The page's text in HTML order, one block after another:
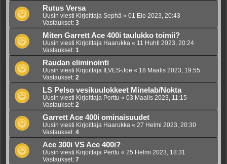
Rutus Versa
Uusin viesti Kirjoittaja Sephä « 01 Elo 2023, 20:43
Vastaukset: 3
Miten Garrett Ace 400i taulukko toimii?
Uusin viesti Kirjoittaja Haarukka « 11 Huhti 2023, 20:24
Vastaukset: 1
Raudan eliminointi
Uusin viesti Kirjoittaja ILVES-Joe « 18 Maalis 2023, 19:55
Vastaukset: 2
LS Pelso vesikuulokkeet Minelab/Nokta
Uusin viesti Kirjoittaja Perttu « 03 Maalis 2023, 11:15
Vastaukset: 2
Garrett Ace 400i ominaisuudet
Uusin viesti Kirjoittaja Haarukka « 27 Helmi 2023, 20:30
Vastaukset: 4
Ace 300i VS Ace 400i?
Uusin viesti Kirjoittaja Perttu « 25 Helmi 2023, 18:31
Vastaukset: 7